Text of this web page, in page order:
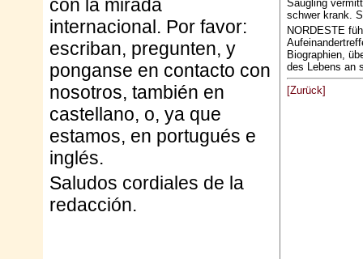
con la mirada
internacional. Por favor:
escriban, pregunten, y
ponganse en contacto con
nosotros, también en
castellano, o, ya que
estamos, en portugués e
inglés.
Saludos cordiales de la
redacción.
Säugling
schwer krank.
NORDESTE
Biographien,
des Lebens an
[Zurück]